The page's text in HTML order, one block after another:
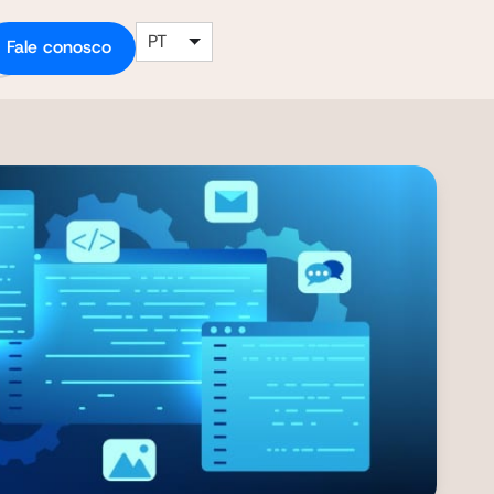
Fale conosco PT